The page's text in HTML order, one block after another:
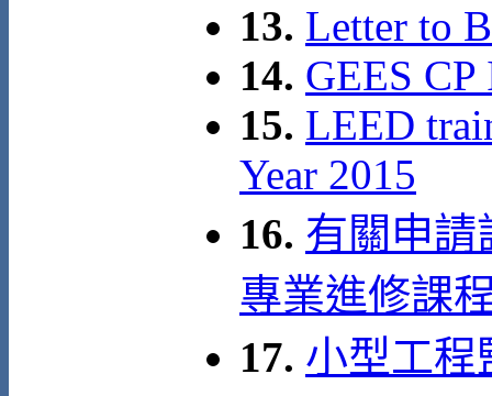
13. Letter to
14. GEES
15. LEED
Year 2015
16. 有關申請
專業進修課
17. 小型工程